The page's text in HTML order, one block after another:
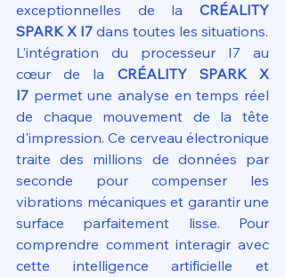
exceptionnelles de la CRÉALITY
SPARK X I7 dans toutes les situations.
L'intégration du processeur I7 au
cœur de la CRÉALITY SPARK X
I7 permet une analyse en temps réel
de chaque mouvement de la tête
d'impression. Ce cerveau électronique
traite des millions de données par
seconde pour compenser les
vibrations mécaniques et garantir une
surface parfaitement lisse. Pour
comprendre comment interagir avec
cette intelligence artificielle et